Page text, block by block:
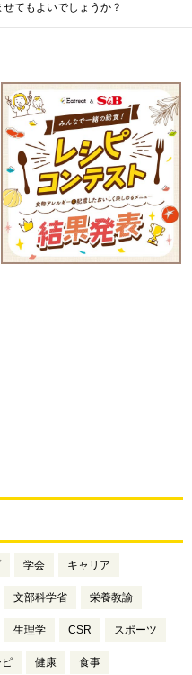
てもよいでしょうか？
学会 キャリア
文部科学省 栄養教諭
生理学 CSR スポーツ
ピ 健康 食事